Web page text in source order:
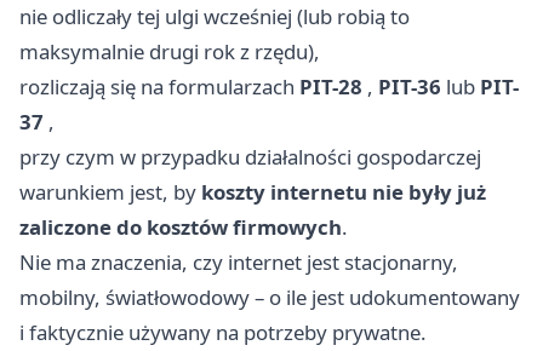
nie odliczały tej ulgi wcześniej (lub robią to
maksymalnie drugi rok z rzędu),
rozliczają się na formularzach PIT-28 , PIT-36 lub PIT-
37 ,
przy czym w przypadku działalności gospodarczej
warunkiem jest, by koszty internetu nie były już
zaliczone do kosztów firmowych.
Nie ma znaczenia, czy internet jest stacjonarny,
mobilny, światłowodowy – o ile jest udokumentowany
i faktycznie używany na potrzeby prywatne.